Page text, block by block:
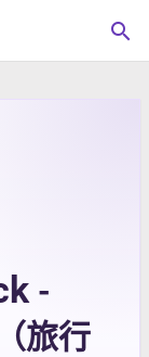
search
-
旅行